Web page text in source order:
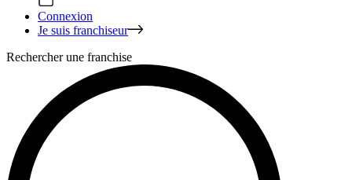
Connexion
Je suis franchiseur
Rechercher une franchise